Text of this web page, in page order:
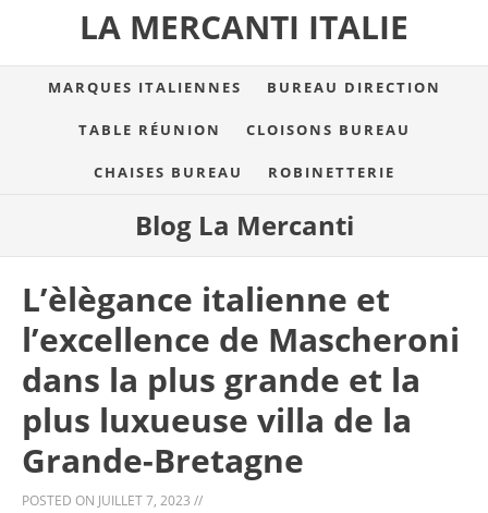
LA MERCANTI ITALIE
MARQUES ITALIENNES BUREAU DIRECTION
TABLE RÉUNION CLOISONS BUREAU
CHAISES BUREAU ROBINETTERIE
Blog La Mercanti
L’èlègance italienne et
l’excellence de Mascheroni
dans la plus grande et la
plus luxueuse villa de la
Grande-Bretagne
POSTED ON JUILLET 7, 2023 //